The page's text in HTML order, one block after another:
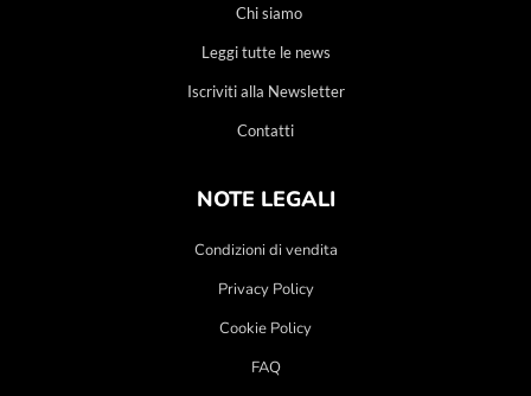
Chi siamo
Leggi tutte le news
Iscriviti alla Newsletter
Contatti
NOTE LEGALI
Condizioni di vendita
Privacy Policy
Cookie Policy
FAQ